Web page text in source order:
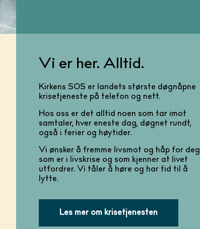
Vi er her. Alltid.
Kirkens SOS er landets største døgnåpne
krisetjeneste på telefon og nett.
Hos oss er det alltid noen som tar imot
samtaler, hver eneste dag, døgnet rundt,
også i ferier og høytider.
Vi ønsker å fremme livsmot og håp for deg
som er i livskrise og som kjenner at livet
utfordrer. Vi tåler å høre og har tid til å
lytte.
Les mer om krisetjenesten